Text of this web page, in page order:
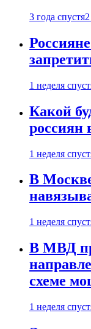
3 года спустя
1 неделя
Какой
россиян
1 неделя
В
1 неделя
В МВД
схеме
1 неделя